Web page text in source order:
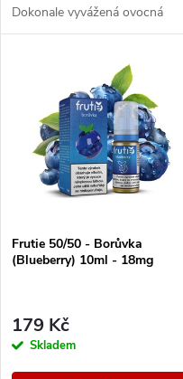
k
k
Dokonale vyvážená ovocná
směs, která kombinuje sladké i
Frutie 50/50 - Borůvka
(Blueberry) 10ml - 18mg
179 Kč
Skladem